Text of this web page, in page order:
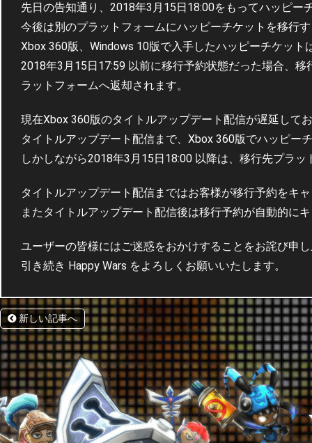
先日の告知通り、2018年3月15日18:00をもってハッピー
今後は別のプラットフォームにハッピーチケットを移行
Xbox 360版、Windows 10版で入手したハッピーチケッ
2018年3月15日17:59 以前に移行予約状態だった場合、
ラットフォームへ返却されます。
現在Xbox 360版のタイトルアップデート配信が遅延して
タイトルアップデート配信まで、Xbox 360版でハッピー
しかしながら2018年3月15日18:00 以降は、移行先プラ
タイトルアップデート配信まではお客様が移行予約をキ
またタイトルアップデート配信後は移行予約が自動的に
ユーザーの皆様にはご迷惑をおかけすることをお詫び申
引き続き Happy Wars をよろしくお願いいたします。
新しい記事へ